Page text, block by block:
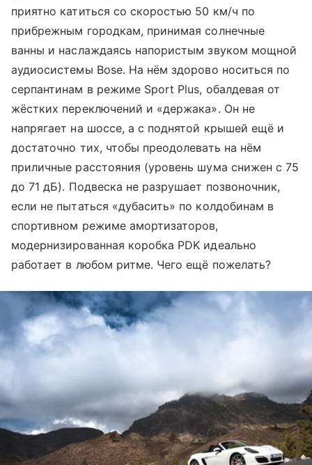
приятно катиться со скоростью 50 км/ч по
прибрежным городкам, принимая солнечные
ванны и наслаждаясь напористым звуком мощной
аудиосистемы Bose. На нём здорово носиться по
серпантинам в режиме Sport Plus, обалдевая от
жёстких переключений и «держака». Он не
напрягает на шоссе, а с поднятой крышей ещё и
достаточно тих, чтобы преодолевать на нём
приличные расстояния (уровень шума снижен с 75
до 71 дБ). Подвеска не разрушает позвоночник,
если не пытаться «дубасить» по колдобинам в
спортивном режиме амортизаторов,
модернизированная коробка PDK идеально
работает в любом ритме. Чего ещё пожелать?